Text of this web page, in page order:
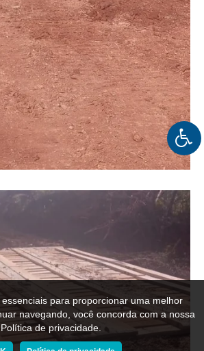
para proporcionar uma melhor
navegando, você concorda com a nossa
Política de privacidade.